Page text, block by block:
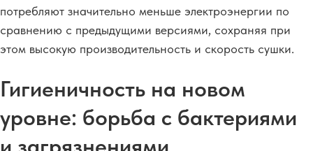
потребляют значительно меньше электроэнергии по
сравнению с предыдущими версиями, сохраняя при
этом высокую производительность и скорость сушки.
Гигиеничность на новом
уровне: борьба с бактериями